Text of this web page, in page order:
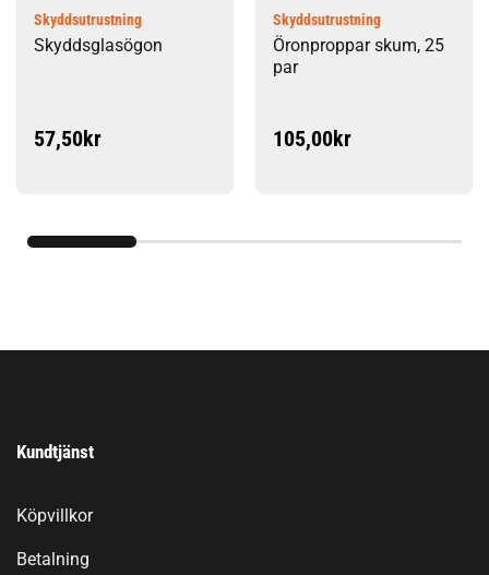
Skyddsutrustning
Skyddsglasögon
57,50kr
Skyddsutrustning
Öronproppar skum, 25
par
105,00kr
Kundtjänst
Köpvillkor
Betalning